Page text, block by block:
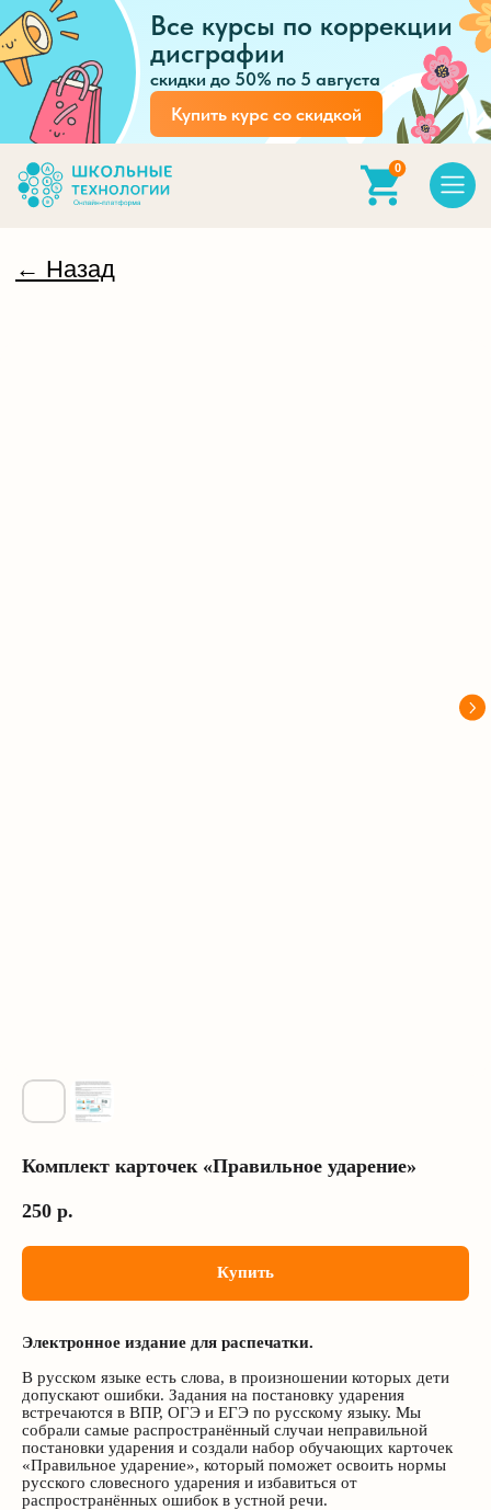
скидки до 50% по 5 августа
Купить курс со скидкой
Все курсы по коррекции
дисграфии
0
← Назад
Комплект карточек «Правильное ударение»
250 р.
Купить
Электронное издание для распечатки.
В русском языке есть слова, в произношении которых дети
допускают ошибки. Задания на постановку ударения
встречаются в ВПР, ОГЭ и ЕГЭ по русскому языку. Мы
собрали самые распространённый случаи неправильной
постановки ударения и создали набор обучающих карточек
«Правильное ударение», который поможет освоить нормы
русского словесного ударения и избавиться от
распространённых ошибок в устной речи.